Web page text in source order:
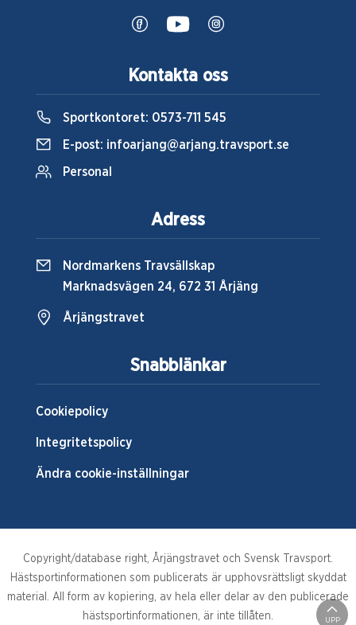
Snabblänkar
Cookiepolicy
Integritetspolicy
Ändra cookie-inställningar
Kontakta oss
Sportkontoret: 0573-711 545
E-post: infoarjang@arjang.travsport.se
Personal
Adress
Nordmarkens Travsällskap
Marknadsvägen 24, 672 31 Årjäng
Årjängstravet
UPP
Copyright/database right, Årjängstravet och Svensk Travsport.
Hästsportinformationen som publicerats är upphovsrättsligt skyddat
material. All form av kopiering, av hela eller delar av den publicerade
hästsportinformationen, är inte tillåten.